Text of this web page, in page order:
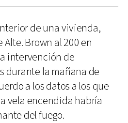
de una vivienda,
Brown al 200 en
intervención de
durante la mañana de
a los datos a los que
vela encendida habría
del fuego.